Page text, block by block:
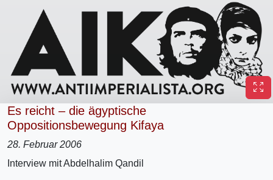
Es reicht – die ägyptische
Oppositionsbewegung Kifaya
28. Februar 2006
Interview mit Abdelhalim Qandil